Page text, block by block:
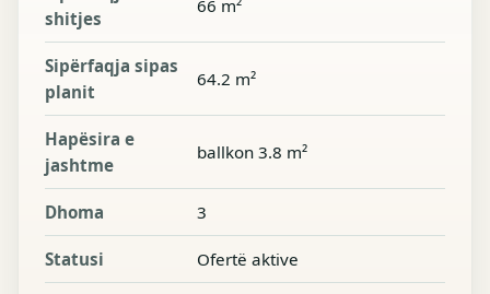
shitjes
66 m²
Sipërfaqja sipas
planit
64.2 m²
Hapësira e
jashtme
ballkon 3.8 m²
Dhoma 3
Statusi Ofertë aktive